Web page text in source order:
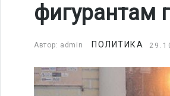
фигурантам
Автор: admin ПОЛИТИКА